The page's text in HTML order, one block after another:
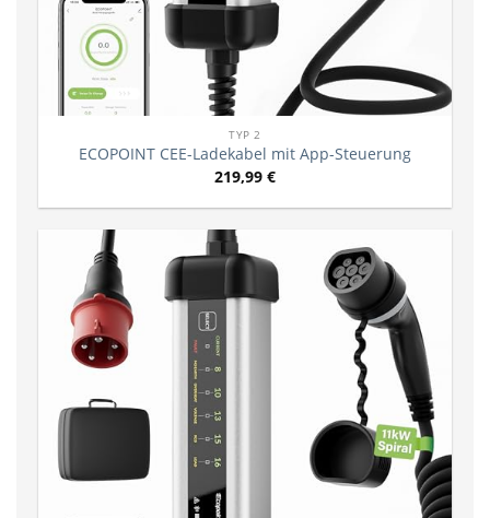
TYP 2
ECOPOINT CEE-Ladekabel mit App-Steuerung
219,99 €